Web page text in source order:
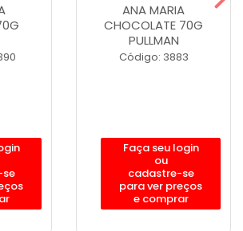
ANA MARIA
CHOCOLATE 70G
PULLMAN
Código: 3883
Faça seu login
ou
cadastre-se
para ver preços
e comprar